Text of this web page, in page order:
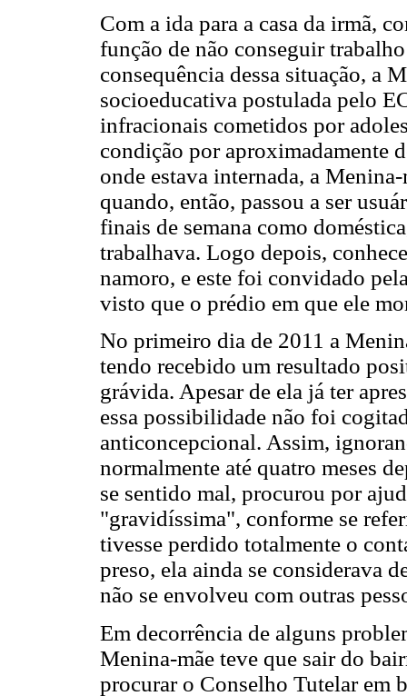
Com a ida para a casa da irmã,
função de não conseguir
consequência dessa situação, a
socioeducativa postulada pelo
infracionais cometidos por
condição por aproximadamente
onde estava internada, a
quando, então, passou a ser
finais de semana como
trabalhava. Logo depois,
namoro, e este foi convidado
visto que o prédio em que ele
No primeiro dia de 2011 a
tendo recebido um resultado
grávida. Apesar de ela já ter
essa possibilidade não foi
anticoncepcional. Assim,
normalmente até quatro meses
se sentido mal, procurou por
"gravidíssima", conforme se
tivesse perdido totalmente o
preso, ela ainda se considerava
não se envolveu com outras
Em decorrência de alguns
Menina-mãe teve que sair do
procurar o Conselho Tutelar em